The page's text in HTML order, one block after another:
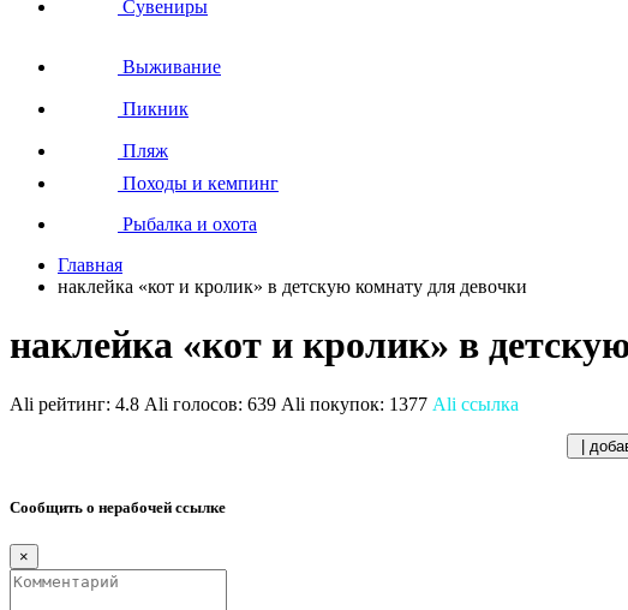
Сувениры
Выживание
Пикник
Пляж
Походы и кемпинг
Рыбалка и охота
Главная
наклейка «кот и кролик» в детскую комнату для девочки
наклейка «кот и кролик» в
Ali рейтинг: 4.8 Ali голосов: 639 Ali покупок: 1377 Ali ссылка
|
Сообщить о нерабочей ссылке
×